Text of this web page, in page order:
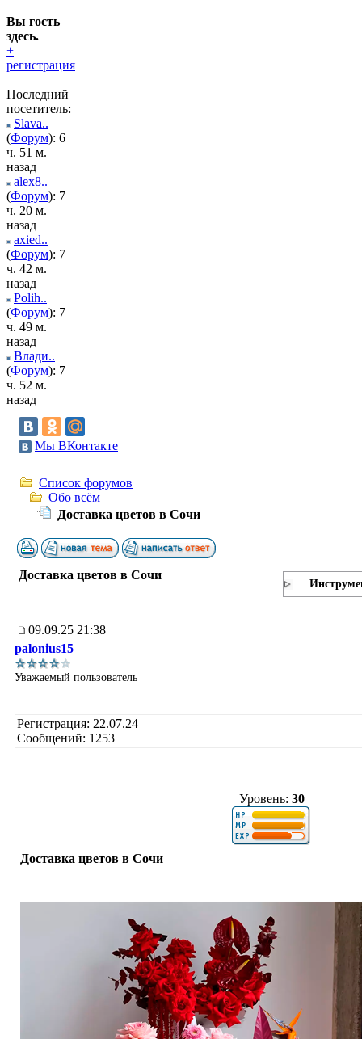
Вы гость
здесь.
+
регистрация
Последний
посетитель:
Slava..
(Форум): 6
ч. 51 м.
назад
alex8..
(Форум): 7
ч. 20 м.
назад
axied..
(Форум): 7
ч. 42 м.
назад
Polih..
(Форум): 7
ч. 49 м.
назад
Влади..
(Форум): 7
ч. 52 м.
назад
Мы ВКонтакте
Список форумов
Обо всём
Доставка цветов в Сочи
Доставка цветов в Сочи
09.09.25 21:38
palonius15
Уважаемый пользователь
Регистрация: 22.07.24
Сообщений: 1253
Уровень: 30
Доставка цветов в Сочи